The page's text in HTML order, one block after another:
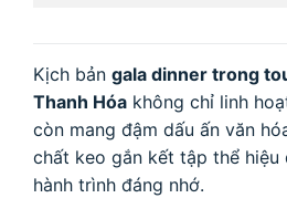
Kịch bản gala dinner trong
Thanh Hóa không chỉ linh
còn mang đậm dấu ấn văn
chất keo gắn kết tập thể hiệu
hành trình đáng nhớ.